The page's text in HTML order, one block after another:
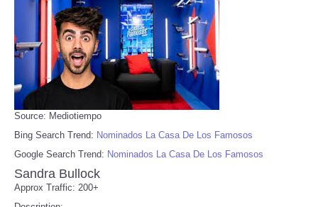
Source: Mediotiempo
Bing Search Trend: Nominados La Casa De Los Famosos
Google Search Trend: Nominados La Casa De Los Famosos
Sandra Bullock
Approx Traffic: 200+